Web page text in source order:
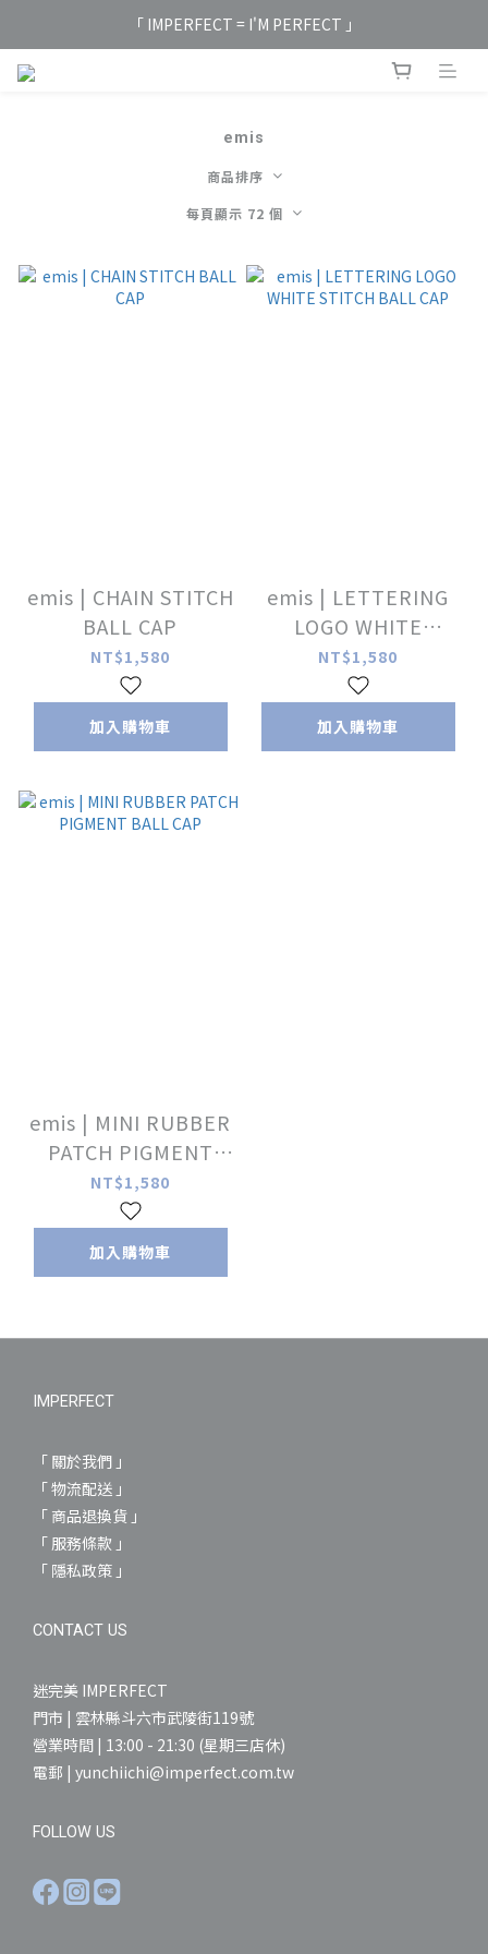
「 IMPERFECT = I'M PERFECT 」
emis
商品排序
每頁顯示 72 個
emis | CHAIN STITCH
BALL CAP
NT$1,580
加入購物車
emis | LETTERING
LOGO WHITE
STITCH BALL CAP
NT$1,580
加入購物車
emis | MINI RUBBER
PATCH PIGMENT
BALL CAP
NT$1,580
加入購物車
IMPERFECT
「 關於我們 」
「 物流配送 」
「 商品退換貨 」
「 服務條款 」
「 隱私政策 」
CONTACT US
迷完美 IMPERFECT
門市 | 雲林縣斗六市武陵街119號
營業時間 | 13:00 - 21:30 (星期三店休)
電郵 | yunchiichi@imperfect.com.tw
FOLLOW US